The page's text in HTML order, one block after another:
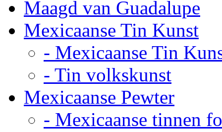
Maagd van Guadalupe
Mexicaanse Tin Kunst
- Mexicaanse Tin
- Tin volkskunst
Mexicaanse Pewter
- Mexicaanse tinnen